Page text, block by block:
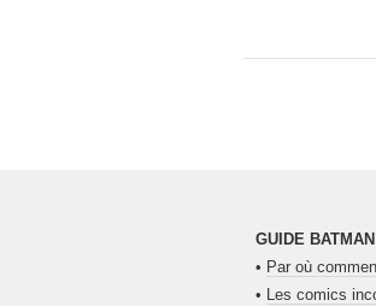
GUIDE BATMAN
• Par où
• Les comics